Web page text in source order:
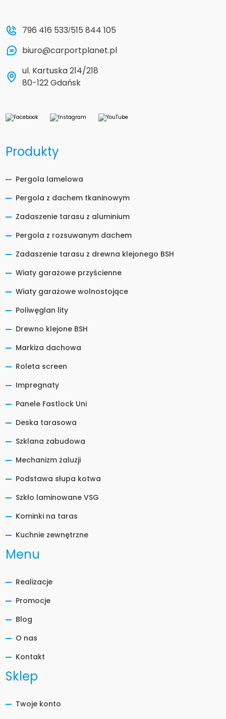
796 416 533/515 844 105
biuro@carportplanet.pl
ul. Kartuska 214/218
80-122 Gdańsk
Produkty
Pergola lamelowa
Pergola z dachem tkaninowym
Zadaszenie tarasu z aluminium
Pergola z rozsuwanym dachem
Zadaszenie tarasu z drewna klejonego BSH
Wiaty garażowe przyścienne
Wiaty garażowe wolnostojące
Poliwęglan lity
Drewno klejone BSH
Markiza dachowa
Roleta screen
Impregnaty
Panele Fastlock Uni
Deska tarasowa
Szklana zabudowa
Mechanizm żaluzji
Podstawa słupa kotwa
Szkło laminowane VSG
Kominki na taras
Kuchnie zewnętrzne
Menu
Realizacje
Promocje
Blog
O nas
Kontakt
Sklep
Twoje konto